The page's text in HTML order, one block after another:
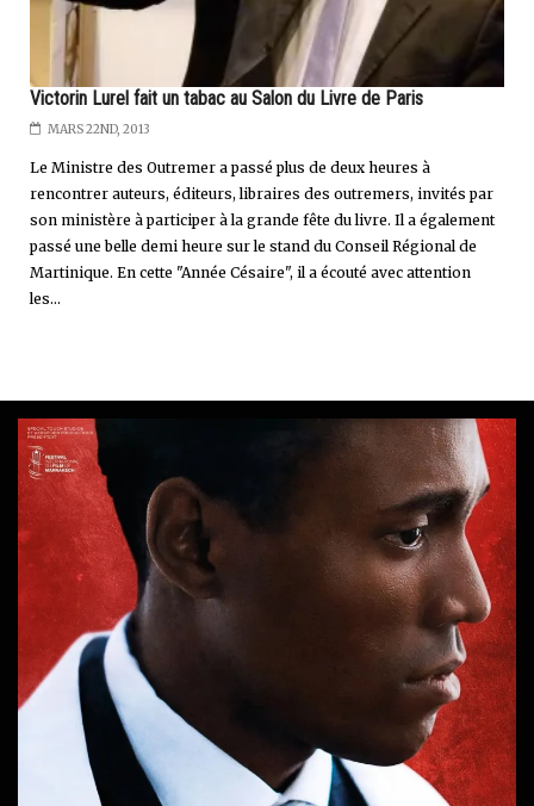
Victorin Lurel fait un tabac au Salon du Livre de Paris
MARS 22ND, 2013
Le Ministre des Outremer a passé plus de deux heures à
rencontrer auteurs, éditeurs, libraires des outremers, invités par
son ministère à participer à la grande fête du livre. Il a également
passé une belle demi heure sur le stand du Conseil Régional de
Martinique. En cette "Année Césaire", il a écouté avec attention
les...